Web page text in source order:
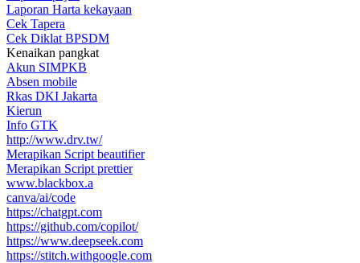
Laporan Harta kekayaan
Cek Tapera
Cek Diklat BPSDM
Kenaikan pangkat
Akun SIMPKB
Absen mobile
Rkas DKI Jakarta
Kierun
Info GTK
http://www.drv.tw/
Merapikan Script beautifier
Merapikan Script prettier
www.blackbox.a
canva/ai/code
https://chatgpt.com
https://github.com/copilot/
https://www.deepseek.com
https://stitch.withgoogle.com